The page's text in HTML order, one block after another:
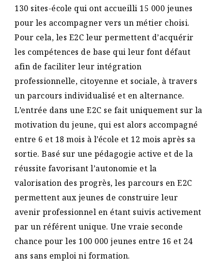
130 sites-école qui ont accueilli 15 000 jeunes
pour les accompagner vers un métier choisi.
Pour cela, les E2C leur permettent d’acquérir
les compétences de base qui leur font défaut
afin de faciliter leur intégration
professionnelle, citoyenne et sociale, à travers
un parcours individualisé et en alternance.
L’entrée dans une E2C se fait uniquement sur la
motivation du jeune, qui est alors accompagné
entre 6 et 18 mois à l’école et 12 mois après sa
sortie. Basé sur une pédagogie active et de la
réussite favorisant l’autonomie et la
valorisation des progrès, les parcours en E2C
permettent aux jeunes de construire leur
avenir professionnel en étant suivis activement
par un référent unique. Une vraie seconde
chance pour les 100 000 jeunes entre 16 et 24
ans sans emploi ni formation.